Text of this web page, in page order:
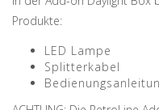
Produkte:
LED Lampe
Splitterkabel